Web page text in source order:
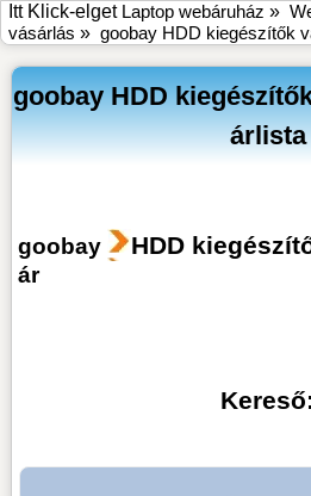
Itt Klick-elget Laptop webáruház »
vásárlás » goobay HDD kiegészítők
goobay HDD
árlista
goobay HDD
ár
Kereső: